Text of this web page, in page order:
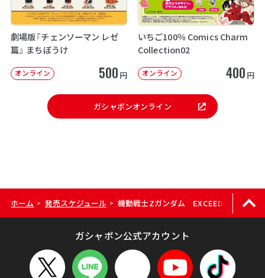
劇場版『チェンソーマン レゼ
篇』 まちぼうけ
オンライン 500 円
いちご100％ Comics Charm
Collection02
オンライン 400 円
ガシャポンオンライン
ホーム > 発売スケジュール > 機動戦士Zガンダム EXCEED MODEL
ガシャポン公式アカウント